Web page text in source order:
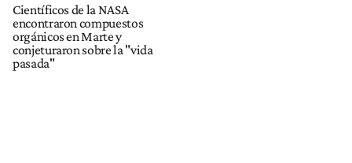
Científicos de la NASA
encontraron compuestos
orgánicos en Marte y
conjeturaron sobre la "vida
pasada"